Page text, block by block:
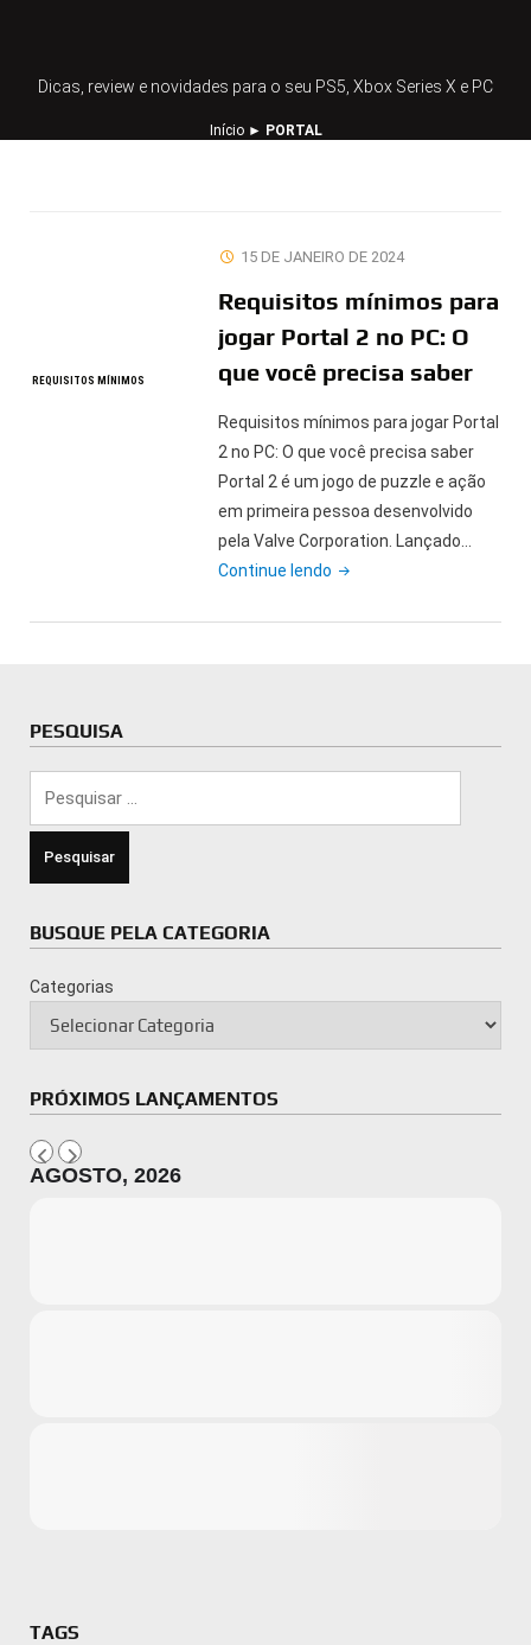
Dicas, review e novidades para o seu PS5, Xbox Series X e PC
Início► PORTAL
REQUISITOS MÍNIMOS
15 DE JANEIRO DE 2024
Requisitos mínimos para
jogar Portal 2 no PC: O
que você precisa saber
Requisitos mínimos para jogar Portal
2 no PC: O que você precisa saber
Portal 2 é um jogo de puzzle e ação
em primeira pessoa desenvolvido
pela Valve Corporation. Lançado…
Continue lendo "Requisitos
para
no
PC:
PESQUISA
BUSQUE PELA CATEGORIA
Categorias
PRÓXIMOS LANÇAMENTOS
AGOSTO, 2026
TAGS